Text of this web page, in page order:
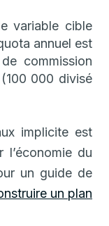
variable cible
annuel est
commission
000 divisé
implicite est
l’économie du
un guide de
un plan